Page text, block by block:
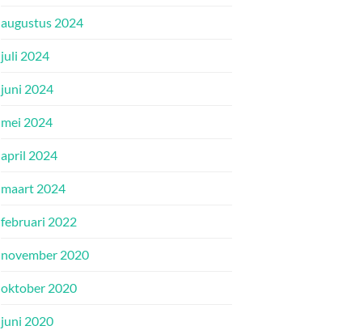
augustus 2024
juli 2024
juni 2024
mei 2024
april 2024
maart 2024
februari 2022
november 2020
oktober 2020
juni 2020